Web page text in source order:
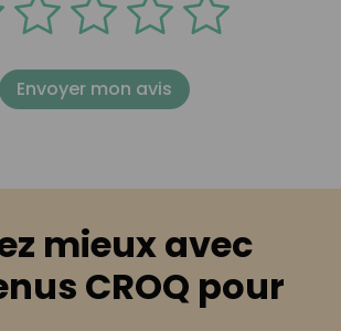
Envoyer mon avis
mieux avec
CROQ pour